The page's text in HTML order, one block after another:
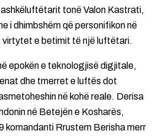
tonë Valon Kastrati,
i dhimbshëm që personifikon në
virtytet e betimit të një luftëtari.
epokën e teknologjisë digjitale,
dhe tmerret e luftës dot
në kohë reale. Derisa
në Betejën e Kosharës,
komandanti Rrustem Berisha merr